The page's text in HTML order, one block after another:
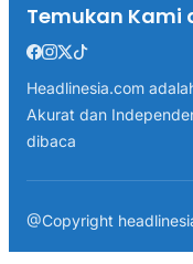
Temukan Kami
Headlinesia.com
Akurat dan
dibaca
@Copyright